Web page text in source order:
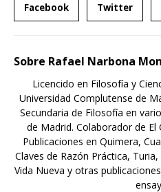
Facebook Twitter
Sobre Rafael Narbona
Licencido en Filosofía y
Universidad Complutense de
Secundaria de Filosofía en
de Madrid. Colaborador de El
Publicaciones en Quimera,
Claves de Razón Práctica,
Vida Nueva y otras